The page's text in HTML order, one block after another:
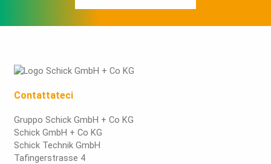
Contattateci
Gruppo Schick GmbH + Co KG
Schick GmbH + Co KG
Schick Technik GmbH
Tafingerstrasse 4